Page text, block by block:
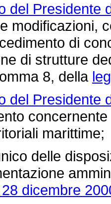
del Presidente
modificazioni,
di
di strutture
8, della
del Presidente
marittime;
delle
dicembre